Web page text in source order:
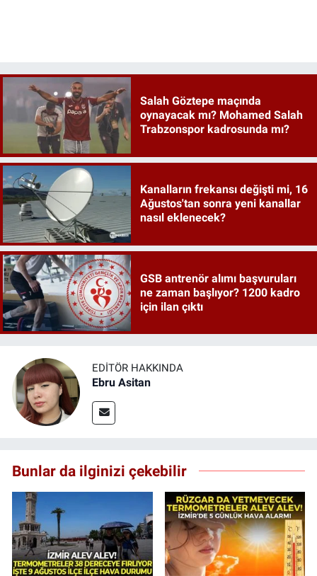
Salah Göztepe maçında
oynayacak mı? Mohamed Salah
Trabzonspor kadrosunda mı?
Kanalların frekansı değişti mi, 16
Ağustos'tan sonra yeni kanallar
nasıl eklenecek?
GSB antrenör alımı başvuruları
ne zaman başlıyor? 1200 kadro
için ilan çıktı
EDITÖR HAKKINDA
Ebru Asitan
Bunlar da ilginizi çekebilir